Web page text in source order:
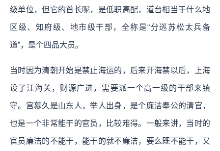
级单位，但它的首长呢，是低职高配，道台相当于什么地
区级、知府级、地市级干部，全称是“分巡苏松太兵备
道”，是个四品大员。
当时因为清朝开始是禁止海运的，后来开海禁以后，上海
设了江海关，财源广进，需要派一个高一级的干部来镇
守。宫慕久是山东人，举人出身，是个廉洁奉公的清官，
也是一个非常能干的官员，比较难得。一般来讲，当时的
官员廉洁的不能干，能干的就不廉洁，要么既不能干，又